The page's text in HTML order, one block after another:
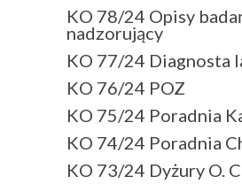
KO 78/24 Opisy
nadzorujący
KO 77/24 Diagnosta
KO 76/24 POZ
KO 75/24 Poradnia
KO 74/24 Poradnia
KO 73/24 Dyżury O.